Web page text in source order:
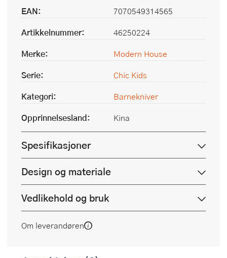
EAN:
7070549314565
Artikkelnummer:
46250224
Merke:
Modern House
Serie:
Chic Kids
Kategori:
Barnekniver
Opprinnelsesland:
Kina
Spesifikasjoner
Design og materiale
Vedlikehold og bruk
Om leverandøren